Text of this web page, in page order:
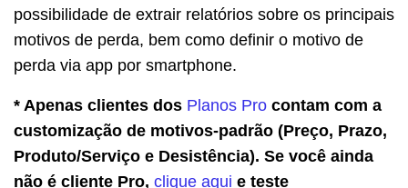
possibilidade de extrair relatórios sobre os principais
motivos de perda, bem como definir o motivo de
perda via app por smartphone.
* Apenas clientes dos Planos Pro contam com a
customização de motivos-padrão (Preço, Prazo,
Produto/Serviço e Desistência). Se você ainda
não é cliente Pro, clique aqui e teste